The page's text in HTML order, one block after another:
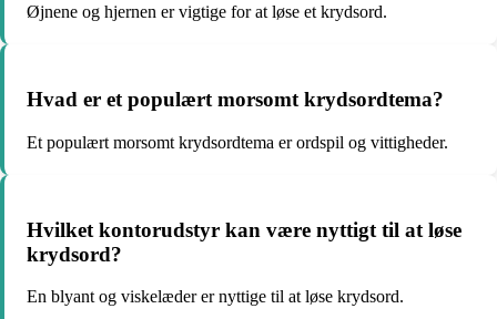
Øjnene og hjernen er vigtige for at løse et krydsord.
Hvad er et populært morsomt krydsordtema?
Et populært morsomt krydsordtema er ordspil og vittigheder.
Hvilket kontorudstyr kan være nyttigt til at løse
krydsord?
En blyant og viskelæder er nyttige til at løse krydsord.